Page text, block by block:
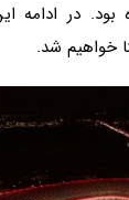
بود. در ادامه
خواهیم شد.